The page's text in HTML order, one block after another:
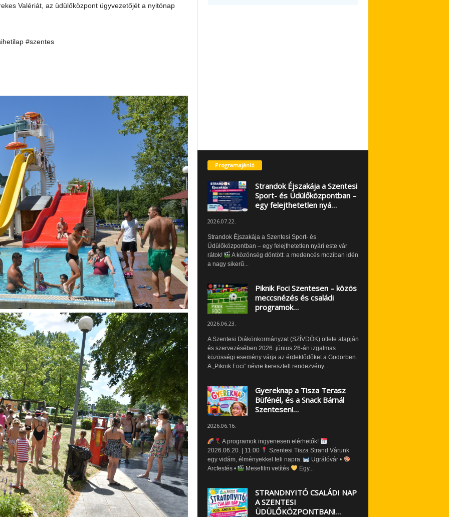
Valériát, az üdülőközpont ügyvezetőjét a nyitónap
#szentes
Programajánló
Strandok Éjszakája a Szentesi
Sport- és Üdülőközpontban –
egy felejthetetlen nyá…
2026.07.22.
Strandok Éjszakája a Szentesi Sport- és
Üdülőközpontban – egy felejthetetlen nyári este vár
rátok!
A közönség döntött: a medencés moziban idén
a nagy sikerű...
Piknik Foci Szentesen – közös
meccsnézés és családi
programok…
2026.06.23.
A Szentesi Diákönkormányzat (SZÍVDÖK) ötlete alapján
és szervezésében 2026. június 26-án izgalmas
közösségi esemény várja az érdeklődőket a Gödörben.
A „Piknik Foci” névre keresztelt rendezvény...
Gyereknap a Tisza Terasz
Büfénél, és a Snack Bárnál
Szentesen!…
2026.06.16.
A programok ingyenesen elérhetők!
2026.06.20. | 11:00
Szentesi Tisza Strand Várunk
egy vidám, élményekkel teli napra:
Ugrálóvár •
Arcfestés •
Mesefilm vetítés Egy...
STRANDNYITÓ CSALÁDI NAP
A SZENTESI
ÜDÜLŐKÖZPONTBAN!…